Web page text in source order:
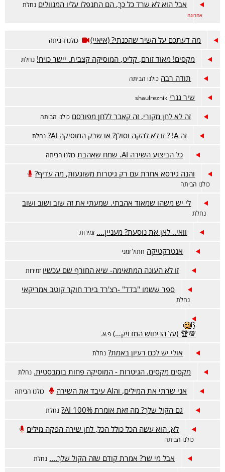
אבל הוא לא שרד כל כך, הם התנפלו עליו המנוולים נחלת
אחרונה
מה דעתכם על השיר שהכנתי? (איאיי) כולנו הביתה
מקסים! מאוד זורם, קליט, המוסיקה קצבית. יישר כויח! נחלת
תודה רבה כולנו הביתה
שיר גנרי shaulreznik
זה לא לחן מקורי, זה קאבר ללחן מפורסם כולנו הביתה
זה A! ? זו לא להקה וסולן? או שרק המוסיקה AI? נחלת
כל הביצוע השירה AI. שמח שאהבת כולנו הביתה
והנה גירסא אחרת עם רק גיטרות משוגעות, מה עדיף?
כולנו הביתה
לי יש משהו שמאוד אהבתי. שמעתי את זה שוב ושוב ושוב
נחלת
וואי.. לאן את נוסעת? מעניין…. זמירות
אנטרקטיקה חתול זמני
זו לא העונה המתאימה- שיא החורף שם עכשיו זמירות
ספר ששמו "בדד" -רצ'רד בירד חוקר קוטב אמריקאי
נחלת
💯🏆 (על הניחוש המדויק…) פ.א.
אולי יש לכם רעיון באמת? נחלת
מקסים מקסים. הגיטרות - המוסיקה פחות בומבסטית. נחלת
אני שרתי את המילים, והAI עיבד את השירה כולנו הביתה
גם הקול שלך? מה זאת אומרת 100% AI? נחלת
לא, הוא עשה הכל כולל הכל, לחן שירה הפקה מילים
כולנו הביתה
אבל מי שר? אמרת קודם שזה הקול שלך.... נחלת